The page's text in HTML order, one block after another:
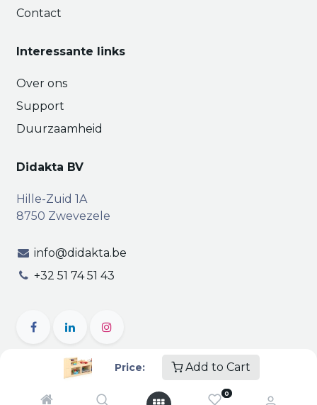
Price: Add to Cart
0
Contact
Interessante links
Over ons
Support
Duurzaamheid
Didakta BV
Hille-Zuid 1A
8750 Zwevezele
info@didakta.be
+32 51 74 51 43
Vertrouwelijkheid